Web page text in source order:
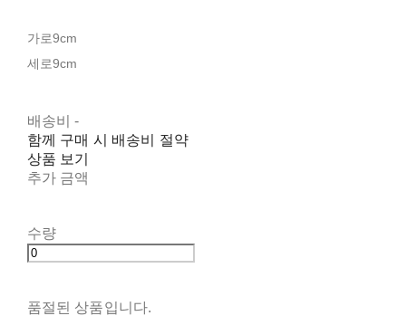
가로9cm
세로9cm
배송비-
함께 구매 시 배송비 절약
상품 보기
추가 금액
수량
품절된 상품입니다.